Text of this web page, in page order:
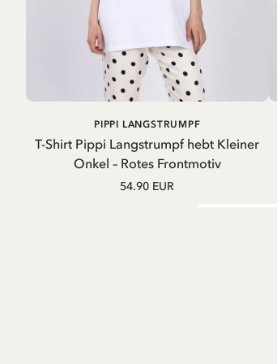
T-Shirt Pippi Langstrumpf hebt Kleiner
Onkel – Rotes Frontmotiv
PIPPI LANGSTRUMPF
54.90 EUR